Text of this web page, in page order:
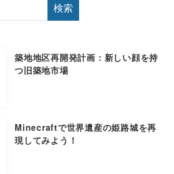
検索
築地地区再開発計画：新しい顔を持
つ旧築地市場
Minecraftで世界遺産の姫路城を再
現してみよう！